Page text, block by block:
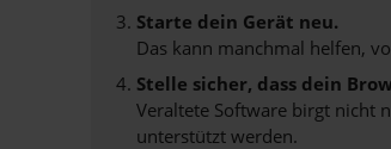
Starte dein Gerät neu.
Das kann manchmal helfen,
Stelle sicher, dass dein
Veraltete Software birgt nicht
unterstützt werden.